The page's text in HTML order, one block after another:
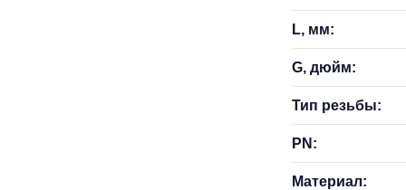
L, мм:
G, дюйм:
Тип резьбы:
PN:
Материал: